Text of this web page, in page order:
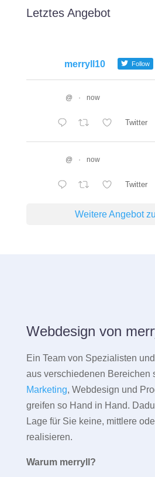
Letztes Angebot
merryll10 Follow
@ · now
Twitter
@ · now
Twitter
Weitere Angebot
Webdesign von
Ein Team von Spezialisten und
aus verschiedenen Bereichen
Marketing, Webdesign und
greifen so Hand in Hand.
Lage für Sie keine, mittlere
realisieren.
Warum merryll?